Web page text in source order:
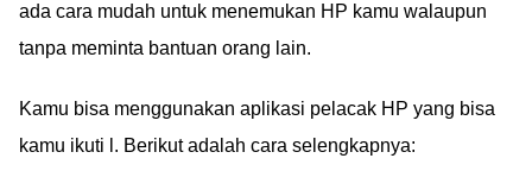
ada cara mudah untuk menemukan HP kamu walaupun
tanpa meminta bantuan orang lain.
Kamu bisa menggunakan aplikasi pelacak HP yang bisa
kamu ikuti l. Berikut adalah cara selengkapnya: